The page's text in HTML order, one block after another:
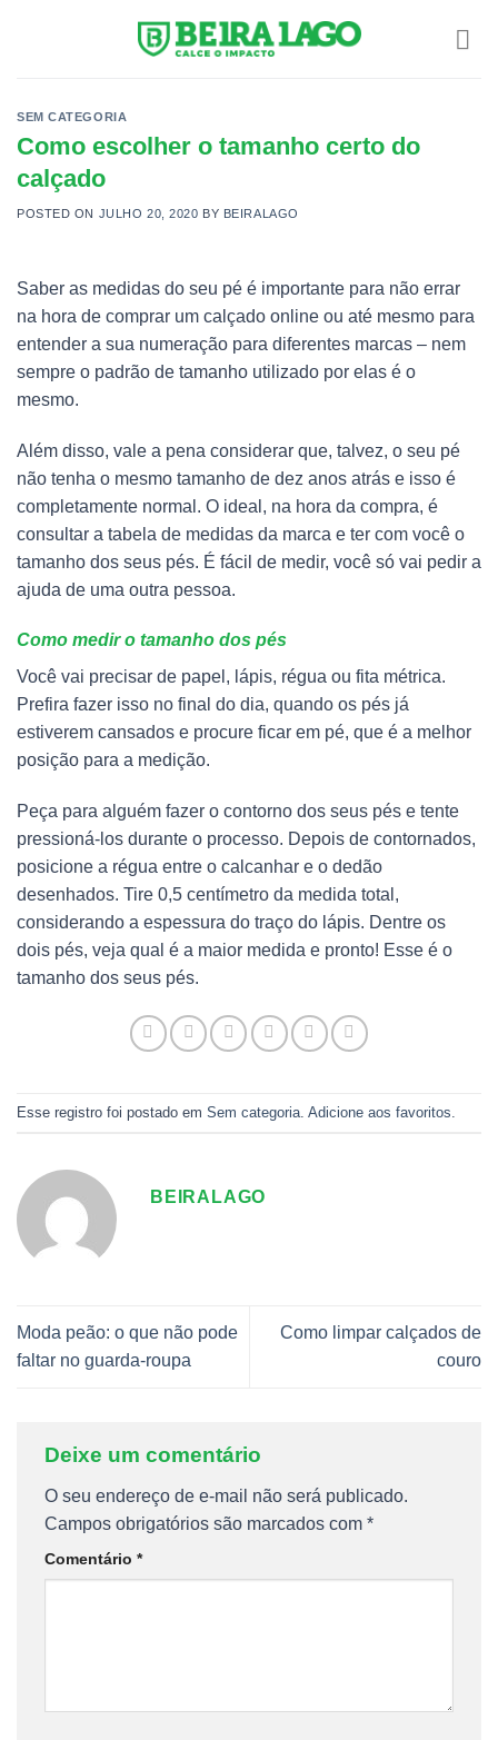
SEM CATEGORIA
Como escolher o tamanho certo do
calçado
POSTED ON JULHO 20, 2020 BY BEIRALAGO
Saber as medidas do seu pé é importante para não errar
na hora de comprar um calçado online ou até mesmo para
entender a sua numeração para diferentes marcas – nem
sempre o padrão de tamanho utilizado por elas é o
mesmo.
Além disso, vale a pena considerar que, talvez, o seu pé
não tenha o mesmo tamanho de dez anos atrás e isso é
completamente normal. O ideal, na hora da compra, é
consultar a tabela de medidas da marca e ter com você o
tamanho dos seus pés. É fácil de medir, você só vai pedir a
ajuda de uma outra pessoa.
Como medir o tamanho dos pés
Você vai precisar de papel, lápis, régua ou fita métrica.
Prefira fazer isso no final do dia, quando os pés já
estiverem cansados e procure ficar em pé, que é a melhor
posição para a medição.
Peça para alguém fazer o contorno dos seus pés e tente
pressioná-los durante o processo. Depois de contornados,
posicione a régua entre o calcanhar e o dedão
desenhados. Tire 0,5 centímetro da medida total,
considerando a espessura do traço do lápis. Dentre os
dois pés, veja qual é a maior medida e pronto! Esse é o
tamanho dos seus pés.
Esse registro foi postado em Sem categoria Adicione aos favoritos
BEIRALAGO
Moda peão: o que não pode
faltar no guarda-roupa
Como limpar calçados de
couro
Deixe um comentário
O seu endereço de e-mail não será publicado.
Campos obrigatórios são marcados com *
Comentário *